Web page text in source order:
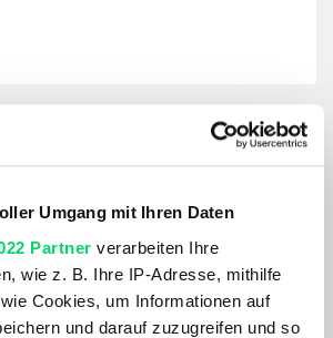
Umgang mit Ihren Daten
Partner verarbeiten Ihre
wie z. B. Ihre IP-Adresse, mithilfe
Cookies, um Informationen auf
und darauf zuzugreifen und so
Bike Shirt Hz Maja
WÄHLEN